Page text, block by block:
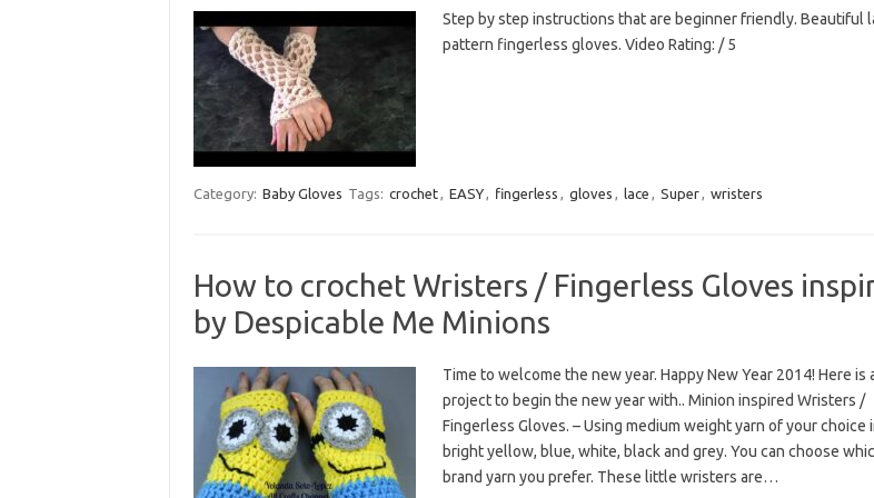
Step by step instructions that are beginner friendly. Beautiful
pattern fingerless gloves. Video Rating: / 5
Category: Baby Gloves Tags: crochet, EASY, fingerless , gloves , lace , Super, wristers
How to crochet Wristers / Fingerless Gloves
by Despicable Me Minions
Time to welcome the new year. Happy New Year 2014! Here is
project to begin the new year with.. Minion inspired Wristers /
Fingerless Gloves. – Using medium weight yarn of your choice
bright yellow, blue, white, black and grey. You can choose
brand yarn you prefer. These little wristers are…